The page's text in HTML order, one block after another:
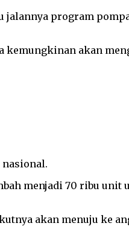
jalannya program
akan
menjadi 70 ribu unit
akan menuju ke